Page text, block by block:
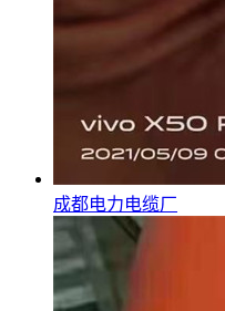
成都电力电缆厂